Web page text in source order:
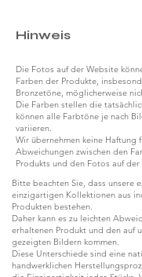
Hinweis
Die Fotos auf der Website
Farben der Produkte,
Bronzetöne, möglicherweise
Die Farben stellen die
können alle Farbtöne je nach
variieren.
Wir übernehmen keine Haftung
Abweichungen zwischen den
Produkts und den Fotos auf der
Bitte beachten Sie, dass unsere
einzigartigen Kollektionen aus
Produkten bestehen.
Daher kann es zu leichten
erhaltenen Produkt und den auf
gezeigten Bildern kommen.
Diese Unterschiede sind eine
handwerklichen